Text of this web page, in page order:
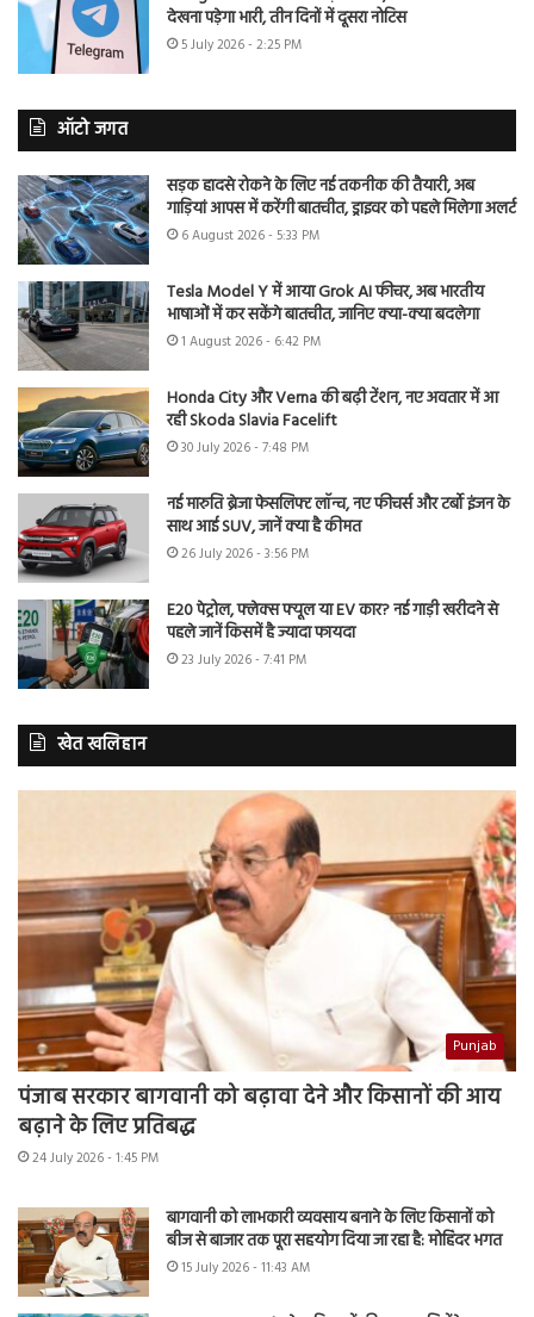
देखना पड़ेगा भारी, तीन दिनों में दूसरा नोटिस
5 July 2026 - 2:25 PM
ऑटो जगत
सड़क हादसे रोकने के लिए नई तकनीक की तैयारी, अब
गाड़ियां आपस में करेंगी बातचीत, ड्राइवर को पहले मिलेगा अलर्ट
6 August 2026 - 5:33 PM
Tesla Model Y में आया Grok AI फीचर, अब भारतीय
भाषाओं में कर सकेंगे बातचीत, जानिए क्या-क्या बदलेगा
1 August 2026 - 6:42 PM
Honda City और Verna की बढ़ी टेंशन, नए अवतार में आ
रही Skoda Slavia Facelift
30 July 2026 - 7:48 PM
नई मारुति ब्रेजा फेसलिफ्ट लॉन्च, नए फीचर्स और टर्बो इंजन के
साथ आई SUV, जानें क्या है कीमत
26 July 2026 - 3:56 PM
E20 पेट्रोल, फ्लेक्स फ्यूल या EV कार? नई गाड़ी खरीदने से
पहले जानें किसमें है ज्यादा फायदा
23 July 2026 - 7:41 PM
खेत खलिहान
Punjab
पंजाब सरकार बागवानी को बढ़ावा देने और किसानों की आय
बढ़ाने के लिए प्रतिबद्ध
24 July 2026 - 1:45 PM
बागवानी को लाभकारी व्यवसाय बनाने के लिए किसानों को
बीज से बाजार तक पूरा सहयोग दिया जा रहा है: मोहिंदर भगत
15 July 2026 - 11:43 AM